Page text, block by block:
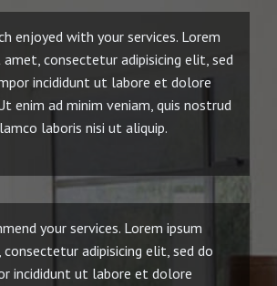
enjoyed with your services. Lorem
consectetur adipisicing elit, sed
incididunt ut labore et dolore
enim ad minim veniam, quis nostrud
laboris nisi ut aliquip.
your services. Lorem ipsum
adipisicing elit, sed do
incididunt ut labore et dolore